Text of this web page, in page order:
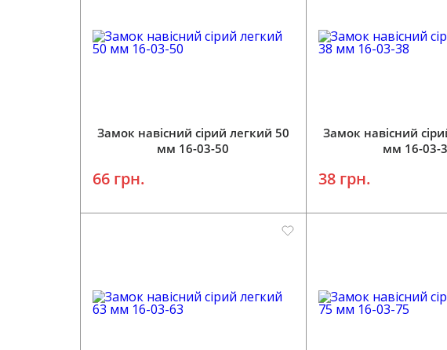
Замок навісний сірий легкий 50
мм 16-03-50
66 грн.
Замок навісний
мм 16-03-
38 грн.